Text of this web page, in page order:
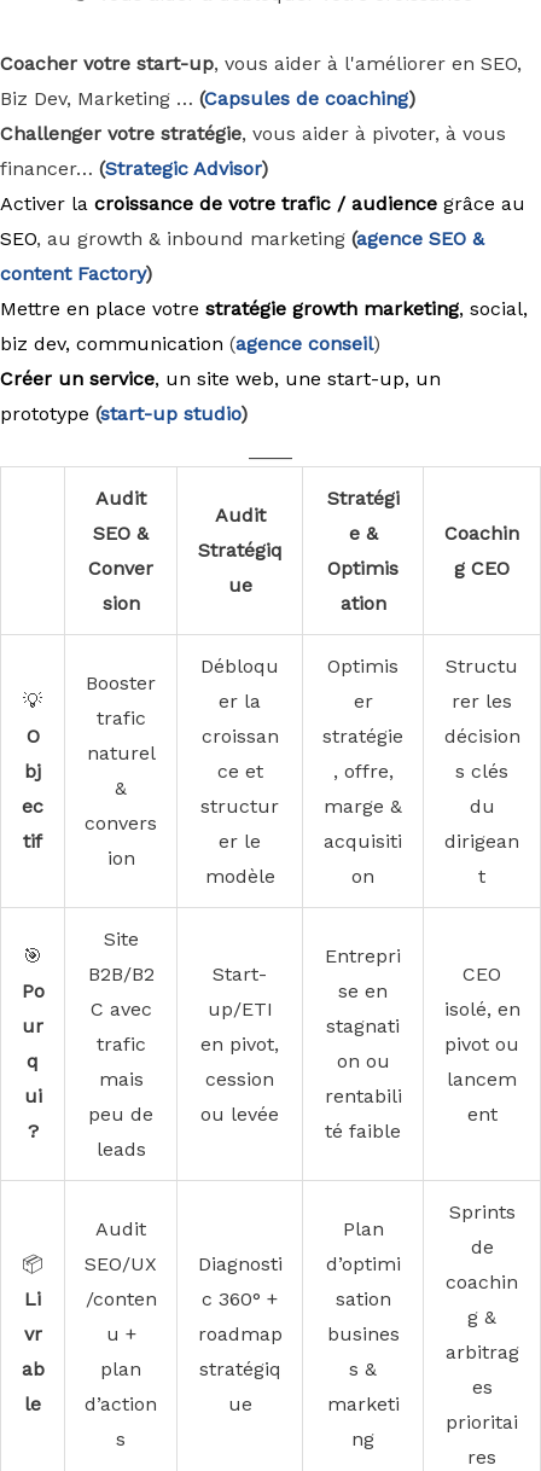
Coacher votre start-up, vous aider à l'améliorer en SEO,
Biz Dev, Marketing … (Capsules de coaching)
Challenger votre stratégie, vous aider à pivoter, à vous
financer… (Strategic Advisor)
Activer la croissance de votre trafic / audience grâce au
SEO, au growth & inbound marketing (agence SEO &
content Factory)
Mettre en place votre stratégie growth marketing, social,
biz dev, communication (agence conseil)
Créer un service, un site web, une start-up, un
prototype (start-up studio)
Audit
SEO &
Conver
sion
Audit
Stratégiq
ue
Stratégi
e &
Optimis
ation
Coachin
g CEO
💡
O
bj
ec
tif
Booster
trafic
naturel
&
convers
ion
Débloqu
er la
croissan
ce et
structur
er le
modèle
Optimis
er
stratégie
, offre,
marge &
acquisiti
on
Structu
rer les
décision
s clés
du
dirigean
t
🎯
Po
ur
q
ui
?
Site
B2B/B2
C avec
trafic
mais
peu de
leads
Start-
up/ETI
en pivot,
cession
ou levée
Entrepri
se en
stagnati
on ou
rentabili
té faible
CEO
isolé, en
pivot ou
lancem
ent
📦
Li
vr
ab
le
Audit
SEO/UX
/conten
u +
plan
d’action
s
Diagnosti
c 360° +
roadmap
stratégiq
ue
Plan
d’optimi
sation
busines
s &
marketi
ng
Sprints
de
coachin
g &
arbitrag
es
prioritai
res